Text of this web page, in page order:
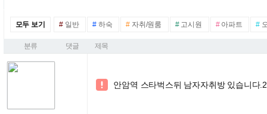
모두 보기 # 일반 # 하숙 # 자취/원룸 #고시원 #아파트 #
분류 댓글 제목
 안암역 스타벅스뒤 남자자취방 있습니다